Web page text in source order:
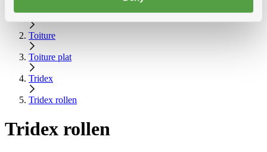
Home
Toiture
Toiture plat
Tridex
Tridex rollen
Tridex rollen